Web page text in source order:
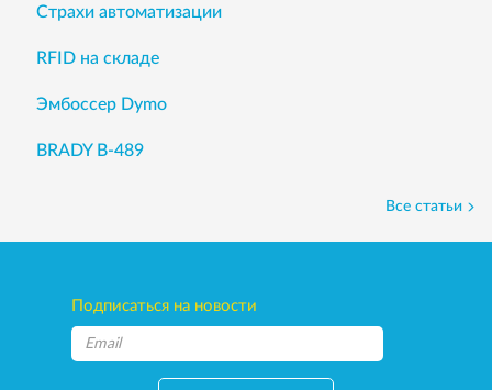
Страхи автоматизации
RFID на складе
Эмбоссер Dymo
BRADY B-489
Все статьи
Подписаться на новости